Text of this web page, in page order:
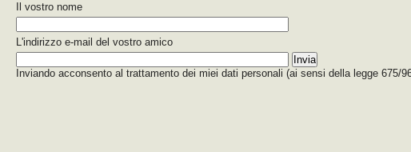
Il vostro nome
L'indirizzo e-mail del vostro amico
Inviando acconsento al trattamento dei miei dati personali (ai sensi della legge 675/